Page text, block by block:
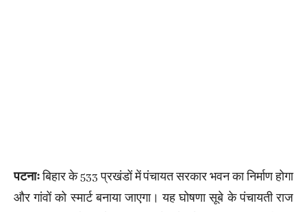
पटनाःबिहार के 533 प्रखंडों में पंचायत सरकार भवन का निर्माण होगा
और गांवों को स्मार्ट बनाया जाएगा। यह घोषणा सूबे के पंचायती राज